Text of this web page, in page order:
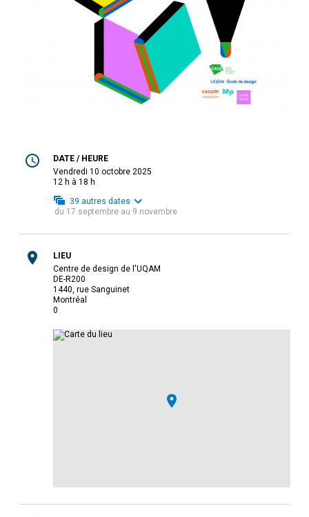
DATE / HEURE
vendredi 10 octobre 2025
12 h à 18 h
39 autres dates
du 17 septembre au 9 novembre
LIEU
Centre de design de l'UQAM
DE-R200
1440, rue Sanguinet
Montréal
0